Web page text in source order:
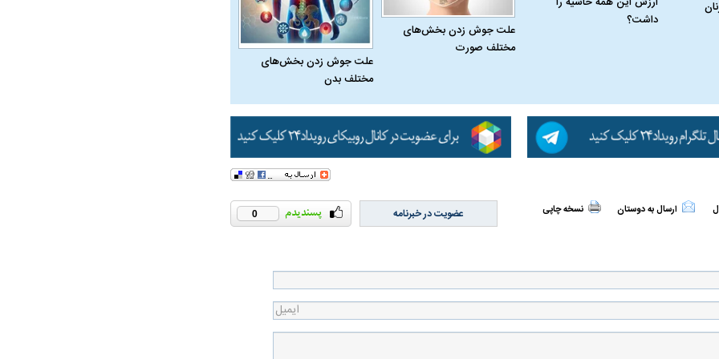
داشت؟
علت جوش زدن بخش‌های
مختلف صورت
علت جوش زدن بخش‌های
مختلف بدن
ارسال به دوستان نسخه چاپی 0 عضویت در خبرنامه
حجازی درباره
ببینید| انیمیشن لگویی حمله به کویت با
جنگنده اف-۵
ببینید| نظر متفاوت سینا حجازی درباره
علت تنگی نفس و راه های درمان آن
دلیل علاقه برخی افراد به فال و طالع‌بینی